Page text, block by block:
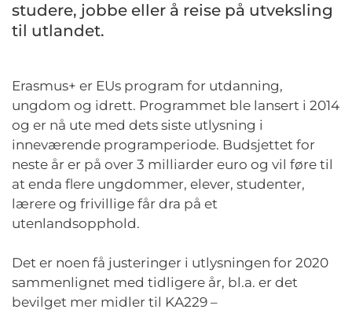
studere, jobbe eller å reise på utveksling
til utlandet.
Erasmus+ er EUs program for utdanning,
ungdom og idrett. Programmet ble lansert i 2014
og er nå ute med dets siste utlysning i
inneværende programperiode. Budsjettet for
neste år er på over 3 milliarder euro og vil føre til
at enda flere ungdommer, elever, studenter,
lærere og frivillige får dra på et
utenlandsopphold.
Det er noen få justeringer i utlysningen for 2020
sammenlignet med tidligere år, bl.a. er det
bevilget mer midler til KA229 –